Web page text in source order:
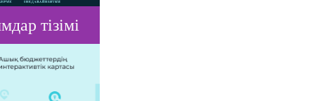
тізімі